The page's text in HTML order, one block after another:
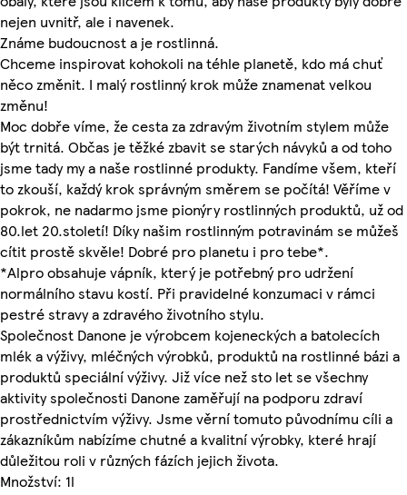
nejen uvnitř, ale i navenek.
Známe budoucnost a je rostlinná.
Chceme inspirovat kohokoli na téhle planetě, kdo má chuť
něco změnit. I malý rostlinný krok může znamenat velkou
změnu!
Moc dobře víme, že cesta za zdravým životním stylem může
být trnitá. Občas je těžké zbavit se starých návyků a od toho
jsme tady my a naše rostlinné produkty. Fandíme všem, kteří
to zkouší, každý krok správným směrem se počítá! Věříme v
pokrok, ne nadarmo jsme pionýry rostlinných produktů, už od
80.let 20.století! Díky našim rostlinným potravinám se můžeš
cítit prostě skvěle! Dobré pro planetu i pro tebe*.
*Alpro obsahuje vápník, který je potřebný pro udržení
normálního stavu kostí. Při pravidelné konzumaci v rámci
pestré stravy a zdravého životního stylu.
Společnost Danone je výrobcem kojeneckých a batolecích
mlék a výživy, mléčných výrobků, produktů na rostlinné bázi a
produktů speciální výživy. Již více než sto let se všechny
aktivity společnosti Danone zaměřují na podporu zdraví
prostřednictvím výživy. Jsme věrní tomuto původnímu cíli a
zákazníkům nabízíme chutné a kvalitní výrobky, které hrají
důležitou roli v různých fázích jejich života.
Množství: 1l